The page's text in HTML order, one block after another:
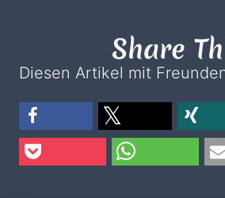
Share
Diesen Artikel mit